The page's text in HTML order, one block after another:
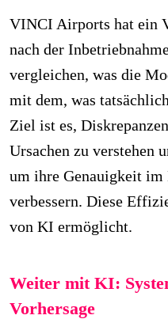
VINCI Airports hat ein
nach der
vergleichen, was die
mit dem, was
Ziel ist es,
Ursachen zu verstehen
um ihre Genauigkeit im
verbessern. Diese
von KI ermöglicht.
Weiter mit KI:
Vorhersage